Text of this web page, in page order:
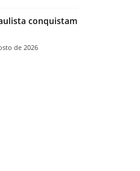
conquistam
de 2026